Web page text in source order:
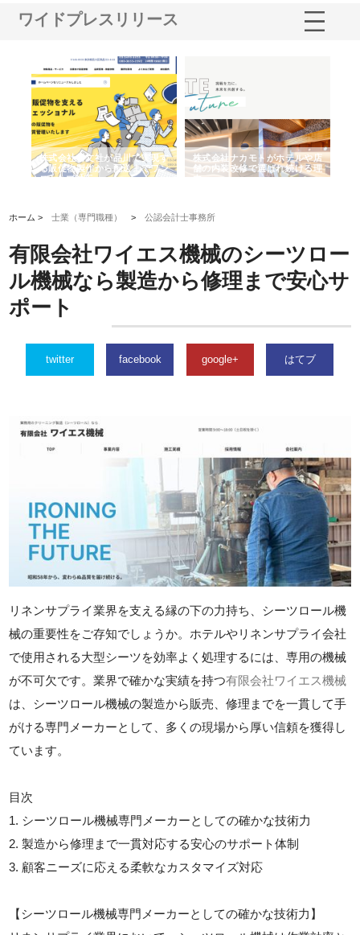
ワイドプレスリリース
株式会社耕文社が品川で実現す
る販促物製作から配送までワン
ストップ対応
株式会社ナカモトがホテルや店
舗の内装改修で選ばれ続ける理
由
ホーム >士業（専門職種） >公認会計士事務所
有限会社ワイエス機械のシーツロー
ル機械なら製造から修理まで安心サ
ポート
twitter facebook google+ はてブ
リネンサプライ業界を支える縁の下の力持ち、シーツロール機
械の重要性をご存知でしょうか。ホテルやリネンサプライ会社
で使用される大型シーツを効率よく処理するには、専用の機械
が不可欠です。業界で確かな実績を持つ有限会社ワイエス機械
は、シーツロール機械の製造から販売、修理までを一貫して手
がける専門メーカーとして、多くの現場から厚い信頼を獲得し
ています。
目次
1. シーツロール機械専門メーカーとしての確かな技術力
2. 製造から修理まで一貫対応する安心のサポート体制
3. 顧客ニーズに応える柔軟なカスタマイズ対応
【シーツロール機械専門メーカーとしての確かな技術力】